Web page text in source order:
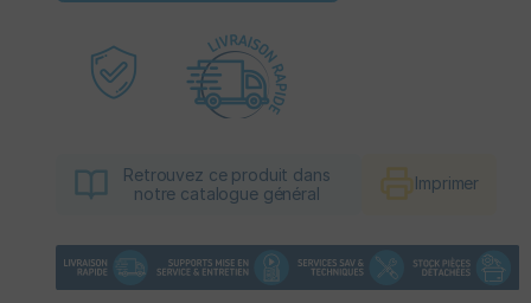
Retrouvez ce produit dans
notre catalogue général
Imprimer